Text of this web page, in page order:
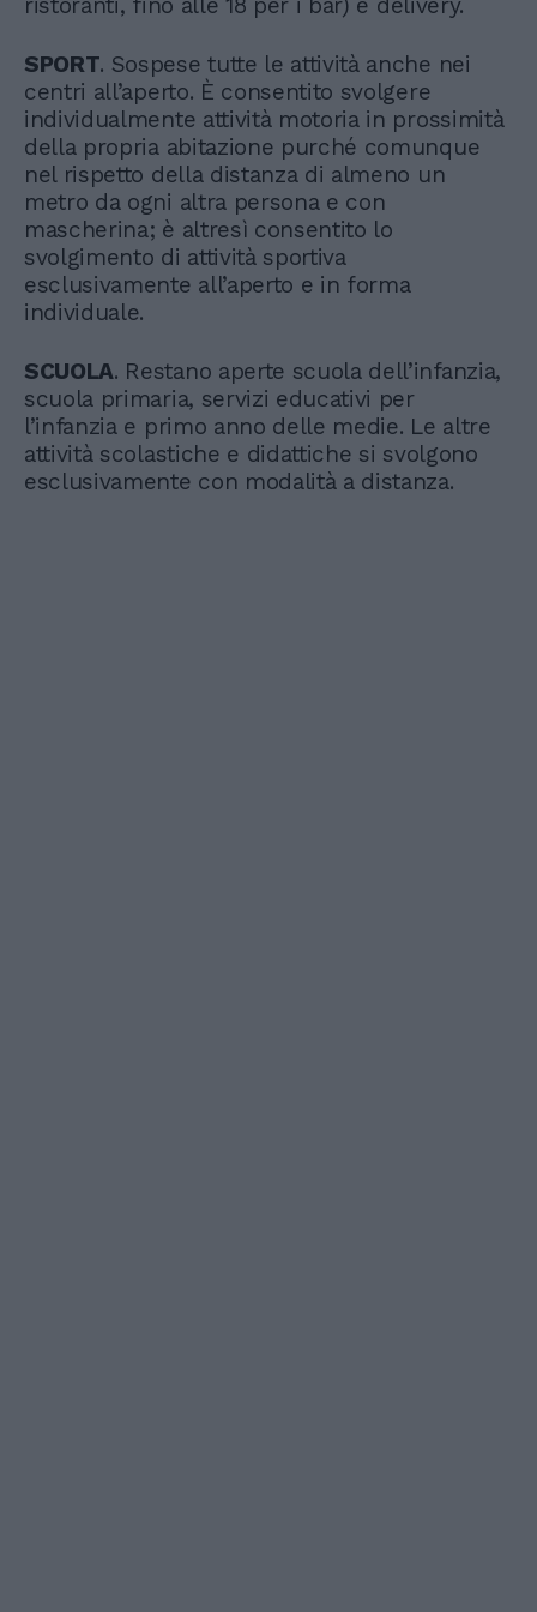
SPORT. Sospese tutte le attività anche nei
centri all’aperto. È consentito svolgere
individualmente attività motoria in prossimità
della propria abitazione purché comunque
nel rispetto della distanza di almeno un
metro da ogni altra persona e con
mascherina; è altresì consentito lo
svolgimento di attività sportiva
esclusivamente all’aperto e in forma
individuale.
SCUOLA. Restano aperte scuola dell’infanzia,
scuola primaria, servizi educativi per
l’infanzia e primo anno delle medie. Le altre
attività scolastiche e didattiche si svolgono
esclusivamente con modalità a distanza.